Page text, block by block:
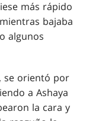
más rápido
bajaba
algunos
se orientó por
a Ashaya
la cara y